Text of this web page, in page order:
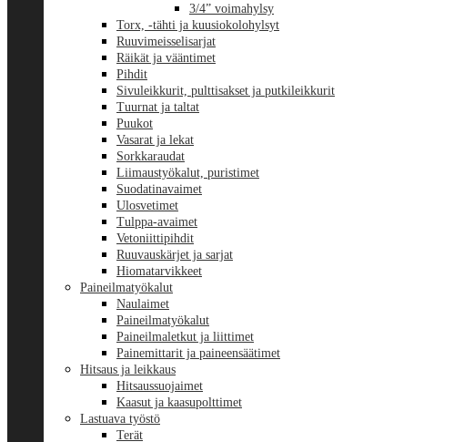
3/4” voimahylsy
Torx, -tähti ja kuusiokolohylsyt
Ruuvimeisselisarjat
Räikät ja vääntimet
Pihdit
Sivuleikkurit, pulttisakset ja putkileikkurit
Tuurnat ja taltat
Puukot
Vasarat ja lekat
Sorkkaraudat
Liimaustyökalut, puristimet
Suodatinavaimet
Ulosvetimet
Tulppa-avaimet
Vetoniittipihdit
Ruuvauskärjet ja sarjat
Hiomatarvikkeet
Paineilmatyökalut
Naulaimet
Paineilmatyökalut
Paineilmaletkut ja liittimet
Painemittarit ja paineensäätimet
Hitsaus ja leikkaus
Hitsaussuojaimet
Kaasut ja kaasupolttimet
Lastuava työstö
Terät